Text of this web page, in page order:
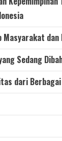
Masyarakat
Sedang
dari